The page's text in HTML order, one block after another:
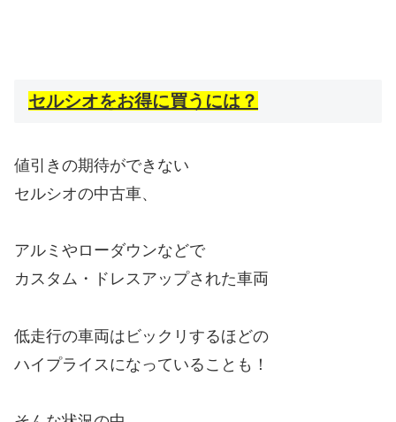
セルシオをお得に買うには？
値引きの期待ができない
セルシオの中古車、
アルミやローダウンなどで
カスタム・ドレスアップされた車両
低走行の車両はビックリするほどの
ハイプライスになっていることも！